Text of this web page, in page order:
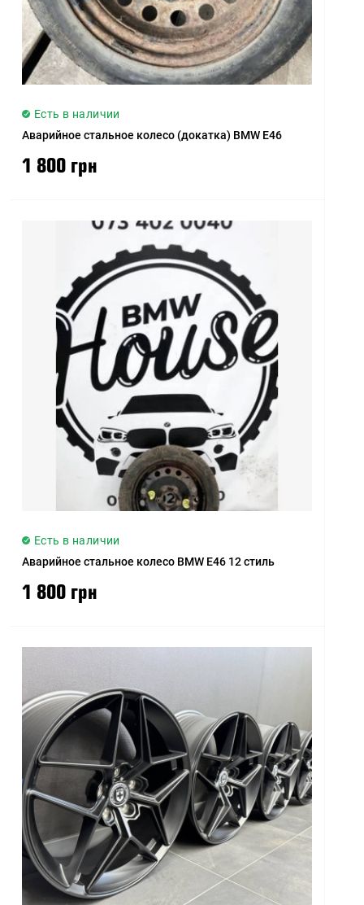
Есть в наличии
Аварийное стальное колесо (докатка) BMW E46
1 800 грн
Есть в наличии
Аварийное стальное колесо BMW E46 12 стиль
1 800 грн